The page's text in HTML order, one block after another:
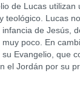
de Lucas utilizan
teológico. Lucas
de Jesús,
poco. En
Evangelio, que
el Jordán por su